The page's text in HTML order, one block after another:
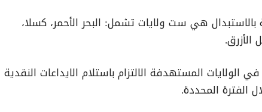
هي ست ولايات تشمل: البحر الأحمر، كسلا،
الأزرق.
المستهدفة الالتزام باستلام الايداعات النقدية
الفترة المحددة.